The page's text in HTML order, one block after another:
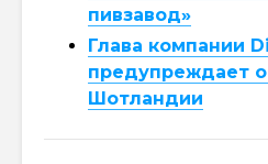
пивзавод»
Глава компании
предупреждает
Шотландии